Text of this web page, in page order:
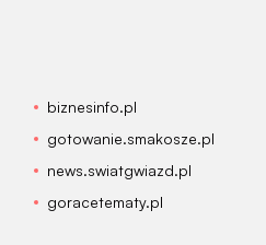
biznesinfo.pl
gotowanie.smakosze.pl
news.swiatgwiazd.pl
goracetematy.pl